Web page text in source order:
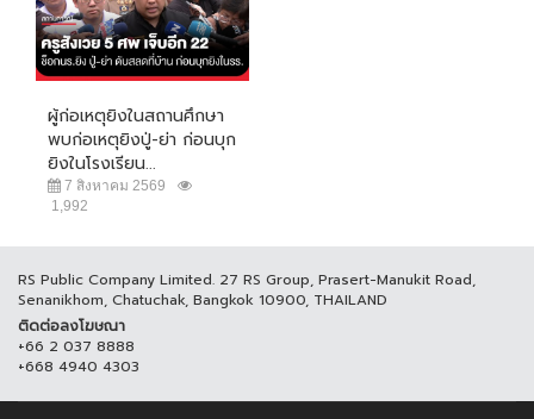
ผู้ก่อเหตุยิงในสถานศึกษา
พบก่อเหตุยิงปู่-ย่า ก่อนบุก
ยิงในโรงเรียน...
7 สิงหาคม 2569
1,992
RS Public Company Limited. 27 RS Group, Prasert-Manukit Road,
Senanikhom, Chatuchak, Bangkok 10900, THAILAND
ติดต่อลงโฆษณา
+66 2 037 8888
+668 4940 4303